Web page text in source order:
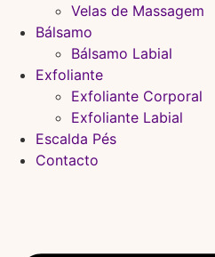
Velas de Massagem
Bálsamo
Bálsamo Labial
Exfoliante
Exfoliante Corporal
Exfoliante Labial
Escalda Pés
Contacto